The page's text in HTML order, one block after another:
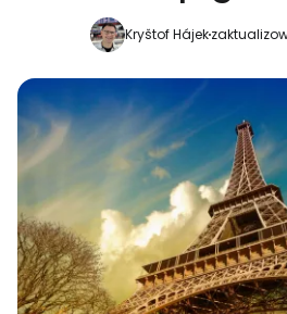
Kryštof Hájek
Kontynuuj z
Kontynuuj z
Kontynuuj z e-